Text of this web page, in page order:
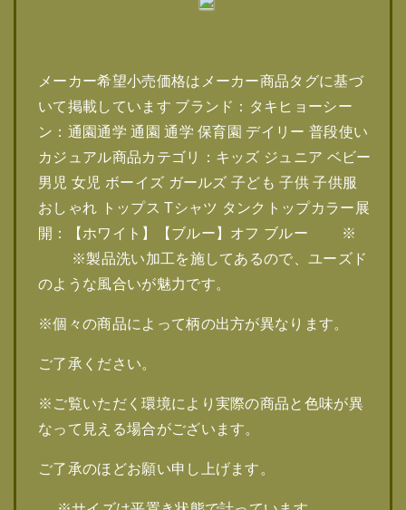
メーカー希望小売価格はメーカー商品タグに基づ
いて掲載しています ブランド：タキヒョーシー
ン：通園通学 通園 通学 保育園 デイリー 普段使い
カジュアル商品カテゴリ：キッズ ジュニア ベビー
男児 女児 ボーイズ ガールズ 子ども 子供 子供服
おしゃれ トップス Tシャツ タンクトップカラー展
開：【ホワイト】【ブルー】オフ ブルー ※
※製品洗い加工を施してあるので、ユーズド
のような風合いが魅力です。
※個々の商品によって柄の出方が異なります。
ご了承ください。
※ご覧いただく環境により実際の商品と色味が異
なって見える場合がございます。
ご了承のほどお願い申し上げます。